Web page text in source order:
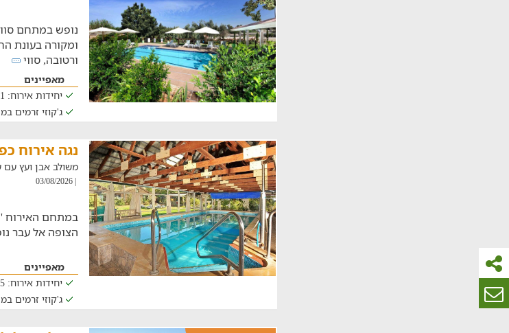
נופש במתחם
ומקורה בעונת
ורטובה, סווי
מאפיינים
יחידות אירוח: 11
ג'קוזי זרמים
נגה אירוח
משולב אבן ועץ עם
| 03/08/2026
במתחם האירוח
הצופה אל עבר
מאפיינים
יחידות אירוח: 5
ג'קוזי זרמים